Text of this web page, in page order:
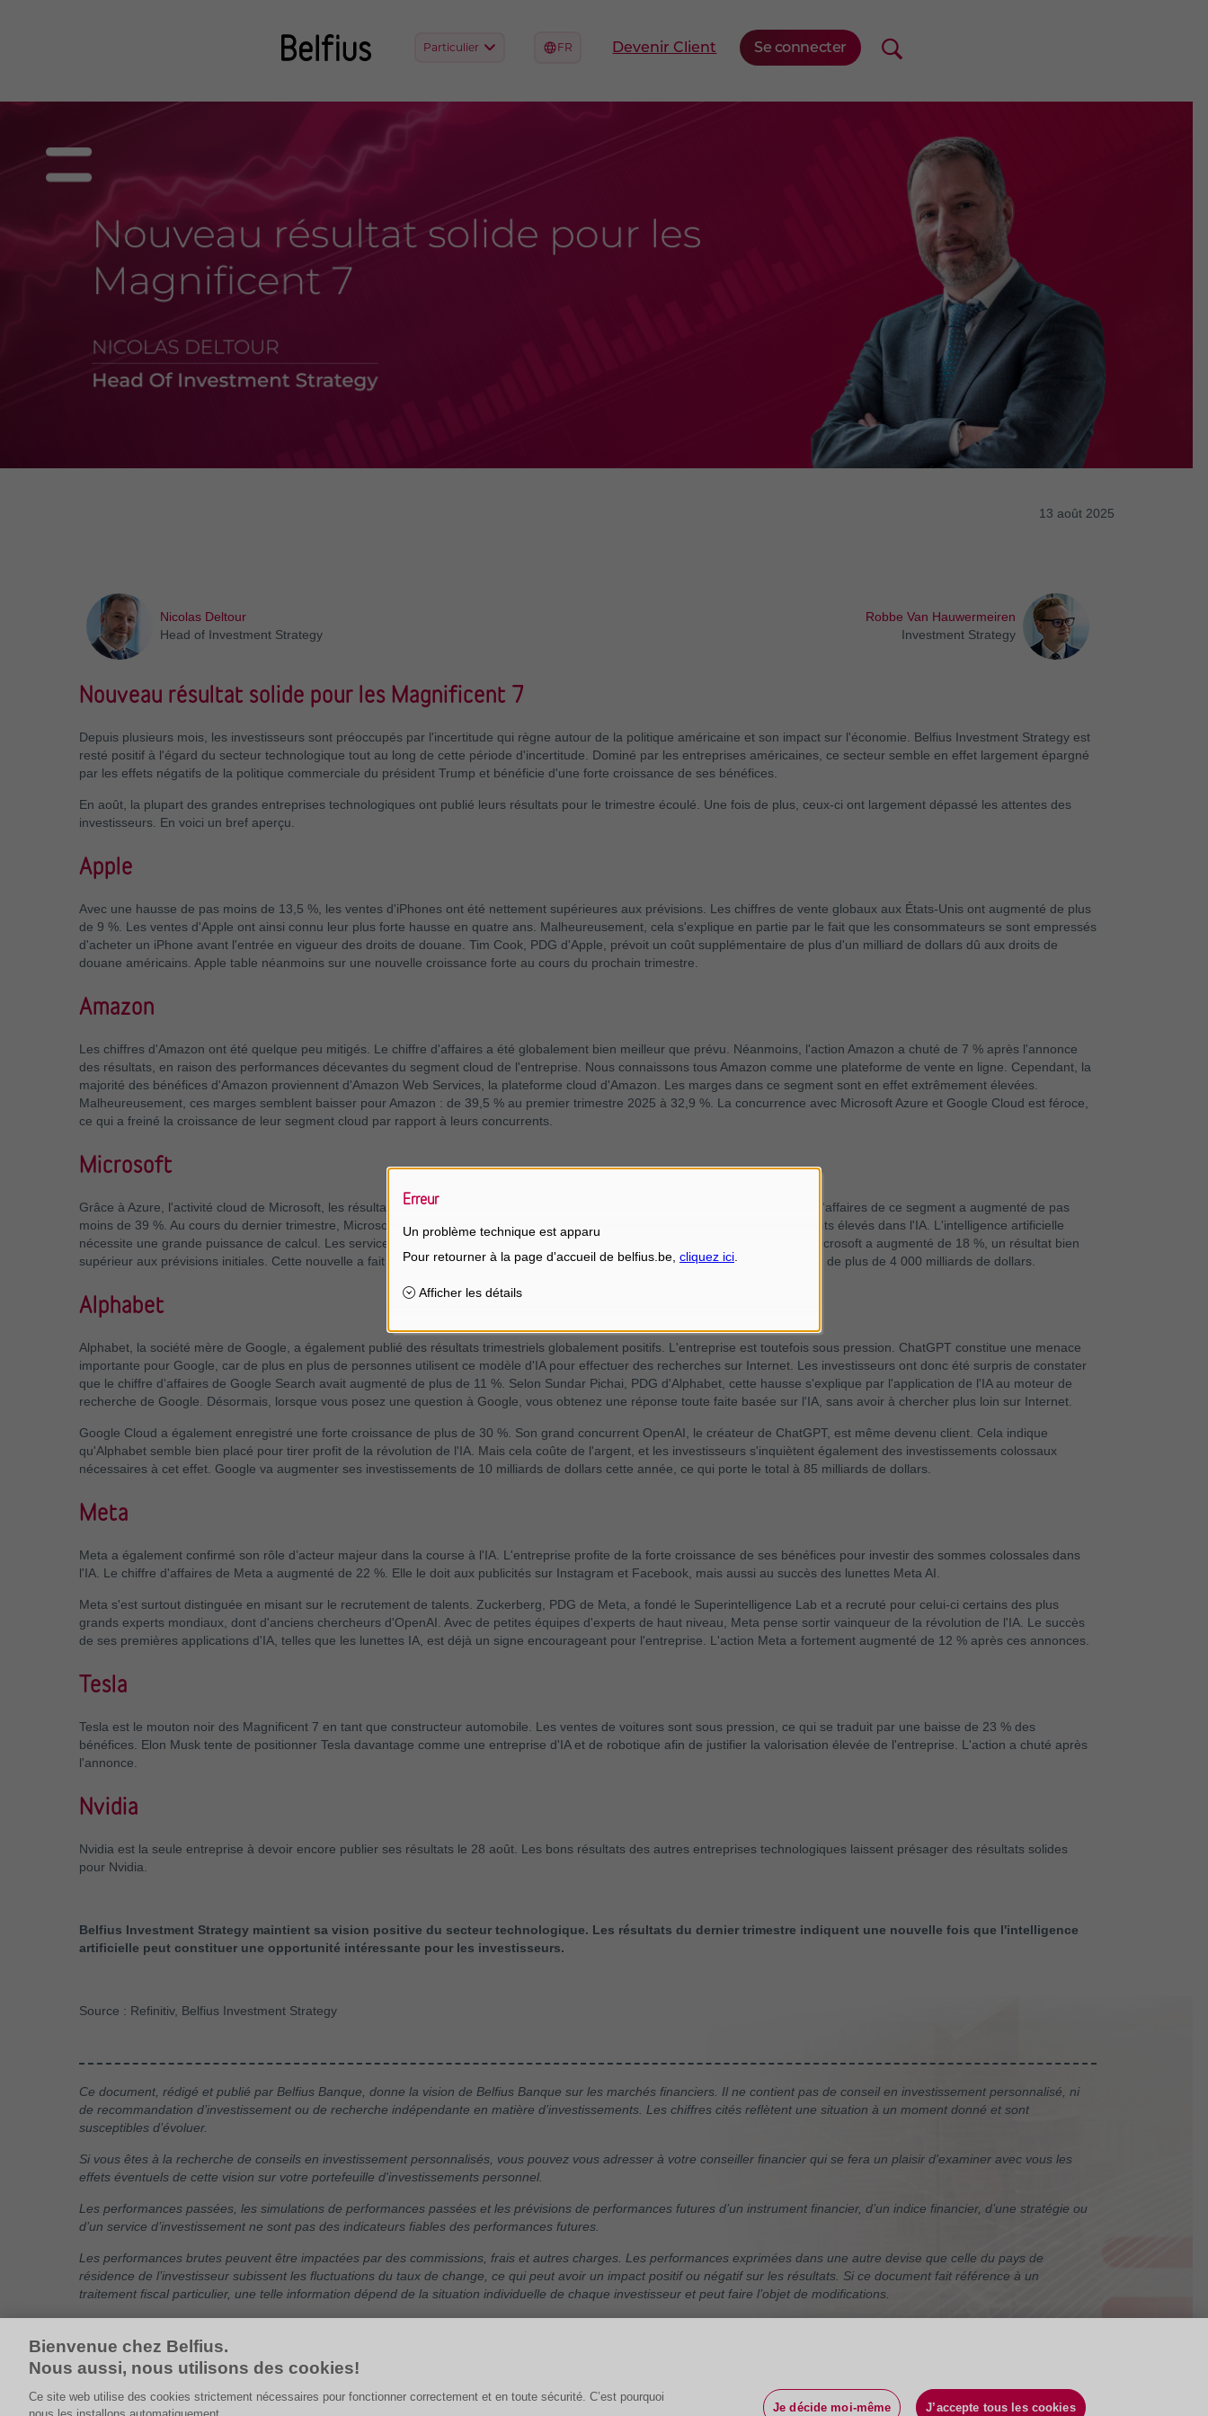
13 août 2025
Nicolas Deltour
Head of Investment Strategy
Robbe Van Hauwermeiren
Investment Strategy
Nouveau résultat solide pour les Magnificent 7
Depuis plusieurs mois, les investisseurs sont préoccupés par l'incertitude qui règne autour de la politique américaine et son impact sur l'économie. Belfius Investment Strategy est
resté positif à l'égard du secteur technologique tout au long de cette période d'incertitude. Dominé par les entreprises américaines, ce secteur semble en effet largement épargné
par les effets négatifs de la politique commerciale du président Trump et bénéficie d'une forte croissance de ses bénéfices.
En août, la plupart des grandes entreprises technologiques ont publié leurs résultats pour le trimestre écoulé. Une fois de plus, ceux-ci ont largement dépassé les attentes des
investisseurs. En voici un bref aperçu.
Apple
Avec une hausse de pas moins de 13,5 %, les ventes d'iPhones ont été nettement supérieures aux prévisions. Les chiffres de vente globaux aux États-Unis ont augmenté de plus
de 9 %. Les ventes d'Apple ont ainsi connu leur plus forte hausse en quatre ans. Malheureusement, cela s'explique en partie par le fait que les consommateurs se sont empressés
d'acheter un iPhone avant l'entrée en vigueur des droits de douane. Tim Cook, PDG d'Apple, prévoit un coût supplémentaire de plus d'un milliard de dollars dû aux droits de
douane américains. Apple table néanmoins sur une nouvelle croissance forte au cours du prochain trimestre.
Amazon
Les chiffres d'Amazon ont été quelque peu mitigés. Le chiffre d'affaires a été globalement bien meilleur que prévu. Néanmoins, l'action Amazon a chuté de 7 % après l'annonce
des résultats, en raison des performances décevantes du segment cloud de l'entreprise. Nous connaissons tous Amazon comme une plateforme de vente en ligne. Cependant, la
majorité des bénéfices d'Amazon proviennent d'Amazon Web Services, la plateforme cloud d'Amazon. Les marges dans ce segment sont en effet extrêmement élevées.
Malheureusement, ces marges semblent baisser pour Amazon : de 39,5 % au premier trimestre 2025 à 32,9 %. La concurrence avec Microsoft Azure et Google Cloud est féroce,
ce qui a freiné la croissance de leur segment cloud par rapport à leurs concurrents.
Microsoft
Grâce à Azure, l'activité cloud de Microsoft, les résultats financiers de Microsoft ont été tout simplement spectaculaires. Le chiffre d'affaires de ce segment a augmenté de pas
moins de 39 %. Au cours du dernier trimestre, Microsoft semble donc avoir mieux réussi qu'Amazon à tirer profit des investissements élevés dans l'IA. L'intelligence artificielle
nécessite une grande puissance de calcul. Les services cloud offrent cette puissance à leurs clients. Le chiffre d'affaires total de Microsoft a augmenté de 18 %, un résultat bien
supérieur aux prévisions initiales. Cette nouvelle a fait fortement grimper le cours de l'action Microsoft, qui a ainsi atteint une valeur de plus de 4 000 milliards de dollars.
Alphabet
Alphabet, la société mère de Google, a également publié des résultats trimestriels globalement positifs. L'entreprise est toutefois sous pression. ChatGPT constitue une menace
importante pour Google, car de plus en plus de personnes utilisent ce modèle d'IA pour effectuer des recherches sur Internet. Les investisseurs ont donc été surpris de constater
que le chiffre d'affaires de Google Search avait augmenté de plus de 11 %. Selon Sundar Pichai, PDG d'Alphabet, cette hausse s'explique par l'application de l'IA au moteur de
recherche de Google. Désormais, lorsque vous posez une question à Google, vous obtenez une réponse toute faite basée sur l'IA, sans avoir à chercher plus loin sur Internet.
Google Cloud a également enregistré une forte croissance de plus de 30 %. Son grand concurrent OpenAI, le créateur de ChatGPT, est même devenu client. Cela indique
qu'Alphabet semble bien placé pour tirer profit de la révolution de l'IA. Mais cela coûte de l'argent, et les investisseurs s'inquiètent également des investissements colossaux
nécessaires à cet effet. Google va augmenter ses investissements de 10 milliards de dollars cette année, ce qui porte le total à 85 milliards de dollars.
Meta
Meta a également confirmé son rôle d’acteur majeur dans la course à l'IA. L'entreprise profite de la forte croissance de ses bénéfices pour investir des sommes colossales dans
l'IA. Le chiffre d'affaires de Meta a augmenté de 22 %. Elle le doit aux publicités sur Instagram et Facebook, mais aussi au succès des lunettes Meta AI.
Meta s'est surtout distinguée en misant sur le recrutement de talents. Zuckerberg, PDG de Meta, a fondé le Superintelligence Lab et a recruté pour celui-ci certains des plus
grands experts mondiaux, dont d'anciens chercheurs d'OpenAI. Avec de petites équipes d'experts de haut niveau, Meta pense sortir vainqueur de la révolution de l'IA. Le succès
de ses premières applications d'IA, telles que les lunettes IA, est déjà un signe encourageant pour l'entreprise. L'action Meta a fortement augmenté de 12 % après ces annonces.
Tesla
Tesla est le mouton noir des Magnificent 7 en tant que constructeur automobile. Les ventes de voitures sont sous pression, ce qui se traduit par une baisse de 23 % des
bénéfices. Elon Musk tente de positionner Tesla davantage comme une entreprise d'IA et de robotique afin de justifier la valorisation élevée de l'entreprise. L'action a chuté après
l'annonce.
Nvidia
Nvidia est la seule entreprise à devoir encore publier ses résultats le 28 août. Les bons résultats des autres entreprises technologiques laissent présager des résultats solides
pour Nvidia.
Belfius Investment Strategy maintient sa vision positive du secteur technologique. Les résultats du dernier trimestre indiquent une nouvelle fois que l'intelligence
artificielle peut constituer une opportunité intéressante pour les investisseurs.
Source : Refinitiv, Belfius Investment Strategy
Ce document, rédigé et publié par Belfius Banque, donne la vision de Belfius Banque sur les marchés financiers. Il ne contient pas de conseil en investissement personnalisé, ni
de recommandation d’investissement ou de recherche indépendante en matière d’investissements. Les chiffres cités reflètent une situation à un moment donné et sont
susceptibles d’évoluer.
Si vous êtes à la recherche de conseils en investissement personnalisés, vous pouvez vous adresser à votre conseiller financier qui se fera un plaisir d'examiner avec vous les
effets éventuels de cette vision sur votre portefeuille d'investissements personnel.
Les performances passées, les simulations de performances passées et les prévisions de performances futures d’un instrument financier, d’un indice financier, d’une stratégie ou
d’un service d’investissement ne sont pas des indicateurs fiables des performances futures.
Les performances brutes peuvent être impactées par des commissions, frais et autres charges. Les performances exprimées dans une autre devise que celle du pays de
résidence de l’investisseur subissent les fluctuations du taux de change, ce qui peut avoir un impact positif ou négatif sur les résultats. Si ce document fait référence à un
traitement fiscal particulier, une telle information dépend de la situation individuelle de chaque investisseur et peut faire l’objet de modifications.
Bienvenue chez Belfius.
Nous aussi, nous utilisons des cookies!
Ce site web utilise des cookies strictement nécessaires pour fonctionner correctement et en toute sécurité. C’est pourquoi
Je décide moi-même J’accepte tous les cookies
Erreur
Un problème technique est apparu